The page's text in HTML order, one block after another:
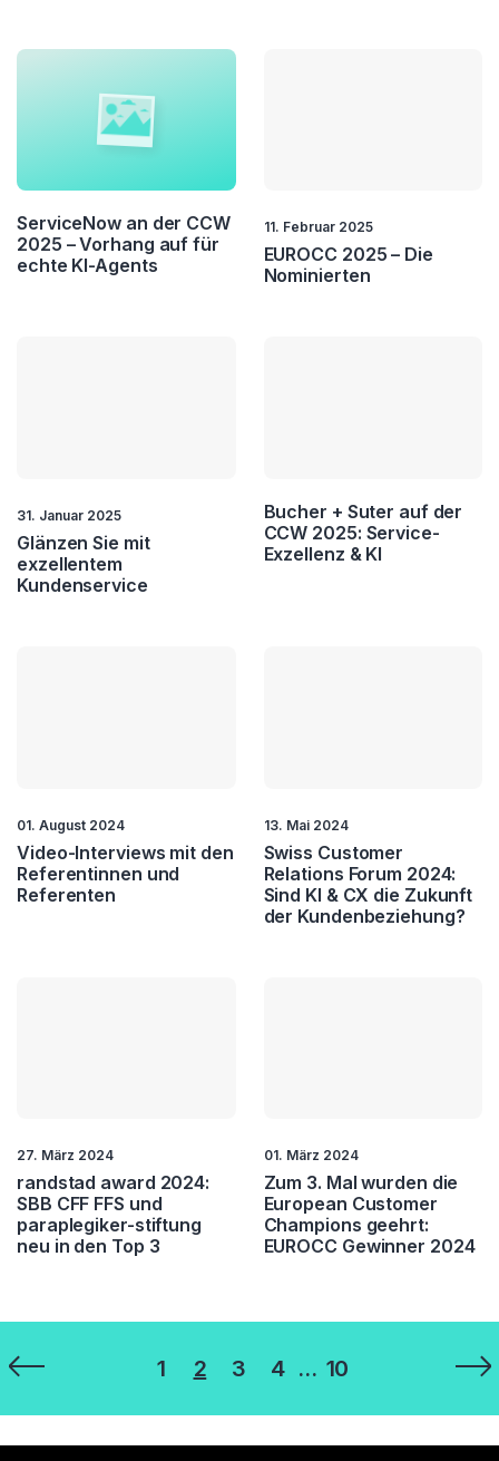
ServiceNow an der CCW
2025 – Vorhang auf für
echte KI-Agents
11. Februar 2025
EUROCC 2025 – Die
Nominierten
31. Januar 2025
Glänzen Sie mit
exzellentem
Kundenservice
Bucher + Suter auf der
CCW 2025: Service-
Exzellenz & KI
01. August 2024
Video-Interviews mit den
Referentinnen und
Referenten
13. Mai 2024
Swiss Customer
Relations Forum 2024:
Sind KI & CX die Zukunft
der Kundenbeziehung?
27. März 2024
randstad award 2024:
SBB CFF FFS und
paraplegiker-stiftung
neu in den Top 3
01. März 2024
Zum 3. Mal wurden die
European Customer
Champions geehrt:
EUROCC Gewinner 2024
Seitennummerierung
der
Beiträge
1 2 3 4 … 10